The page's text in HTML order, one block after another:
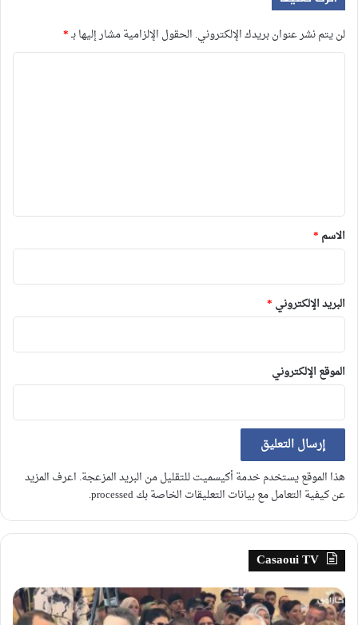
لن يتم نشر عنوان بريدك الإلكتروني. الحقول الإلزامية مشار إليها بـ*
*
الاسم *
البريد الإلكتروني *
الموقع الإلكتروني
هذا الموقع يستخدم خدمة أكيسميت للتقليل من البريد المزعجة. اعرف المزيد
عن كيفية التعامل مع بيانات التعليقات الخاصة بك processed
.
Casaoui TV